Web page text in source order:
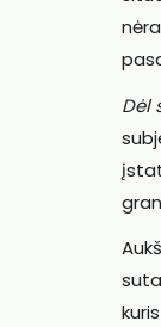
Dėl